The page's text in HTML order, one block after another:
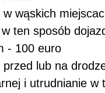
w wąskich
ten sposób
- 100 euro
przed lub na
i utrudnianie w